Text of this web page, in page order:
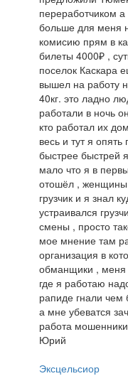
переработчиком
больше для меня
комисию прям в
билеты 4000₽ ,
поселок Каскара
вышел на работу
40кг. это ладно
работали в ночь
кто работал их
весь и тут я
быстрее быстрей
мало что я в
отошёл , женщины
грузчик и я знал
устраивался
смены , просто
мое мнение там
организация в
обманщики , меня
где я работаю
рапиде гнали
а мне убеватся
работа
Юрий
Эксцельсиор